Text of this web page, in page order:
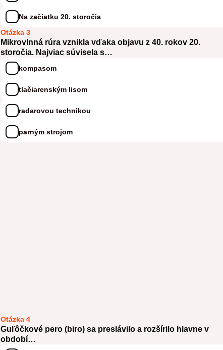
Na začiatku 20. storočia
Otázka 3
Mikrovlnná rúra vznikla vďaka objavu z 40. rokov 20.
storočia. Najviac súvisela s…
kompasom
tlačiarenským lisom
radarovou technikou
parným strojom
Otázka 4
Guľôčkové pero (biro) sa preslávilo a rozšírilo hlavne v
období…